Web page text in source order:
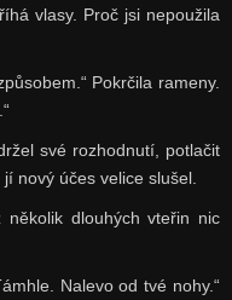
vlasy. Proč jsi nepoužila
Pokrčila rameny.
své rozhodnutí, potlačit
nový účes velice slušel.
několik dlouhých vteřin nic
Nalevo od tvé nohy.“